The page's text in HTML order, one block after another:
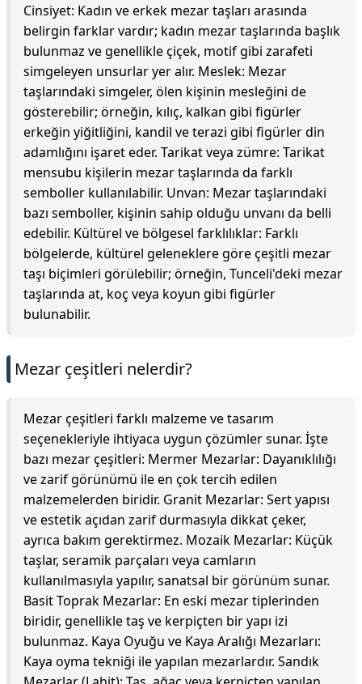
Cinsiyet: Kadın ve erkek mezar taşları arasında
belirgin farklar vardır; kadın mezar taşlarında başlık
bulunmaz ve genellikle çiçek, motif gibi zarafeti
simgeleyen unsurlar yer alır. Meslek: Mezar
taşlarındaki simgeler, ölen kişinin mesleğini de
gösterebilir; örneğin, kılıç, kalkan gibi figürler
erkeğin yiğitliğini, kandil ve terazi gibi figürler din
adamlığını işaret eder. Tarikat veya zümre: Tarikat
mensubu kişilerin mezar taşlarında da farklı
semboller kullanılabilir. Unvan: Mezar taşlarındaki
bazı semboller, kişinin sahip olduğu unvanı da belli
edebilir. Kültürel ve bölgesel farklılıklar: Farklı
bölgelerde, kültürel geleneklere göre çeşitli mezar
taşı biçimleri görülebilir; örneğin, Tunceli'deki mezar
taşlarında at, koç veya koyun gibi figürler
bulunabilir.
Mezar çeşitleri nelerdir?
Mezar çeşitleri farklı malzeme ve tasarım
seçenekleriyle ihtiyaca uygun çözümler sunar. İşte
bazı mezar çeşitleri: Mermer Mezarlar: Dayanıklılığı
ve zarif görünümü ile en çok tercih edilen
malzemelerden biridir. Granit Mezarlar: Sert yapısı
ve estetik açıdan zarif durmasıyla dikkat çeker,
ayrıca bakım gerektirmez. Mozaik Mezarlar: Küçük
taşlar, seramik parçaları veya camların
kullanılmasıyla yapılır, sanatsal bir görünüm sunar.
Basit Toprak Mezarlar: En eski mezar tiplerinden
biridir, genellikle taş ve kerpiçten bir yapı izi
bulunmaz. Kaya Oyuğu ve Kaya Aralığı Mezarları:
Kaya oyma tekniği ile yapılan mezarlardır. Sandık